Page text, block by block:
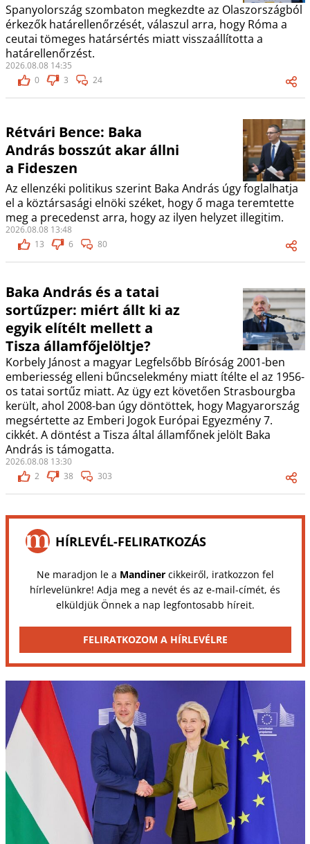
Spanyolország szombaton megkezdte az Olaszországból
érkezők határellenőrzését, válaszul arra, hogy Róma a
ceutai tömeges határsértés miatt visszaállította a
határellenőrzést.
2026.08.08 14:35
0
3 24
Rétvári Bence: Baka
András bosszút akar állni
a Fideszen
Az ellenzéki politikus szerint Baka András úgy foglalhatja
el a köztársasági elnöki széket, hogy ő maga teremtette
meg a precedenst arra, hogy az ilyen helyzet illegitim.
2026.08.08 13:48
13
6 80
Baka András és a tatai
sortűzper: miért állt ki az
egyik elítélt mellett a
Tisza államfőjelöltje?
Korbely Jánost a magyar Legfelsőbb Bíróság 2001-ben
emberiesség elleni bűncselekmény miatt ítélte el az 1956-
os tatai sortűz miatt. Az ügy ezt követően Strasbourgba
került, ahol 2008-ban úgy döntöttek, hogy Magyarország
megsértette az Emberi Jogok Európai Egyezmény 7.
cikkét. A döntést a Tisza által államfőnek jelölt Baka
András is támogatta.
2026.08.08 13:30
2
38 303
HÍRLEVÉL-FELIRATKOZÁS
Ne maradjon le a Mandinercikkeiről, iratkozzon fel
hírlevelünkre! Adja meg a nevét és az e-mail-címét, és
elküldjük Önnek a nap legfontosabb híreit.
FELIRATKOZOM A HÍRLEVÉLRE